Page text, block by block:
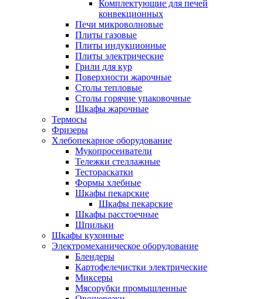
Комплектующие для печей
конвекционных
Печи микроволновые
Плиты газовые
Плиты индукционные
Плиты электрические
Грили для кур
Поверхности жарочные
Столы тепловые
Столы горячие упаковочные
Шкафы жарочные
Термосы
Фризеры
Хлебопекарное оборудование
Мукопросеиватели
Тележки стеллажные
Тестораскатки
Формы хлебные
Шкафы пекарские
Шкафы пекарские
Шкафы расстоечные
Шпильки
Шкафы кухонные
Электромеханическое оборудование
Блендеры
Картофелечистки электрические
Миксеры
Мясорубки промышленные